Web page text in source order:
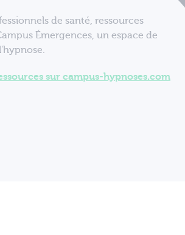
de santé, ressources
Émergences, un espace de
sur campus-hypnoses.com